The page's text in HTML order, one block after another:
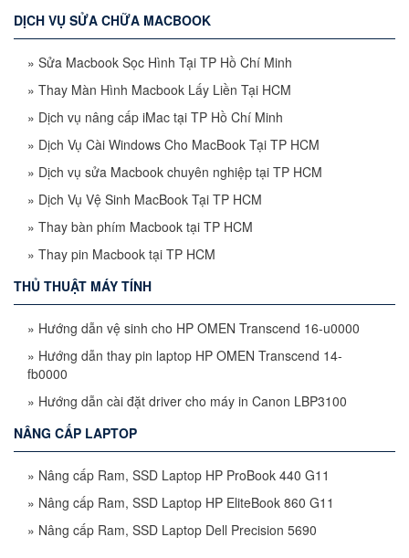
DỊCH VỤ SỬA CHỮA MACBOOK
» Sửa Macbook Sọc Hình Tại TP Hồ Chí Minh
» Thay Màn Hình Macbook Lấy Liền Tại HCM
» Dịch vụ nâng cấp iMac tại TP Hồ Chí Minh
» Dịch Vụ Cài Windows Cho MacBook Tại TP HCM
» Dịch vụ sửa Macbook chuyên nghiệp tại TP HCM
» Dịch Vụ Vệ Sinh MacBook Tại TP HCM
» Thay bàn phím Macbook tại TP HCM
» Thay pin Macbook tại TP HCM
THỦ THUẬT MÁY TÍNH
» Hướng dẫn vệ sinh cho HP OMEN Transcend 16-u0000
» Hướng dẫn thay pin laptop HP OMEN Transcend 14-
fb0000
» Hướng dẫn cài đặt driver cho máy in Canon LBP3100
NÂNG CẤP LAPTOP
» Nâng cấp Ram, SSD Laptop HP ProBook 440 G11
» Nâng cấp Ram, SSD Laptop HP EliteBook 860 G11
» Nâng cấp Ram, SSD Laptop Dell Precision 5690